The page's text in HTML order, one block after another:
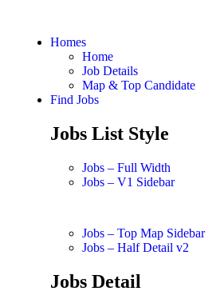
Homes
Home
Job Details
Map & Top Candidate
Find Jobs
Jobs List Style
Jobs – Full Width
Jobs – V1 Sidebar
Jobs – Top Map Sidebar
Jobs – Half Detail v2
Jobs Detail